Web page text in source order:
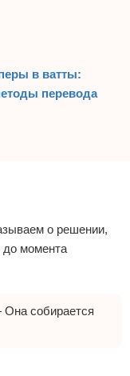
в ватты:
перевода
о решении,
до момента
Она собирается